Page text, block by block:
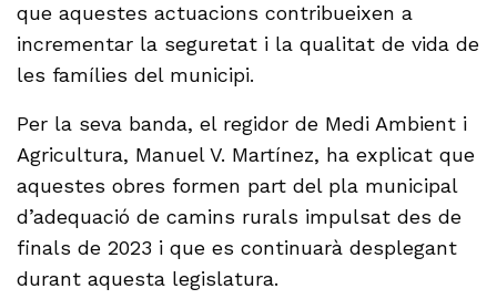
que aquestes actuacions contribueixen a
incrementar la seguretat i la qualitat de vida de
les famílies del municipi.
Per la seva banda, el regidor de Medi Ambient i
Agricultura, Manuel V. Martínez, ha explicat que
aquestes obres formen part del pla municipal
d’adequació de camins rurals impulsat des de
finals de 2023 i que es continuarà desplegant
durant aquesta legislatura.